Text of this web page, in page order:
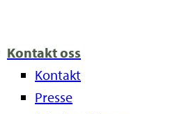
Kontakt oss
Kontakt
Presse